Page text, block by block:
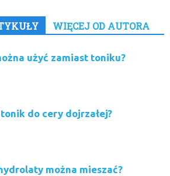
WIĘCEJ OD AUTORA
użyć zamiast toniku?
do cery dojrzałej?
można mieszać?